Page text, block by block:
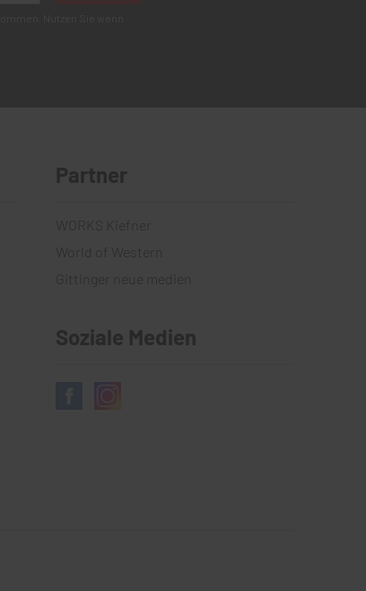
Partner
World of Western
Gittinger neue medien
Soziale Medien